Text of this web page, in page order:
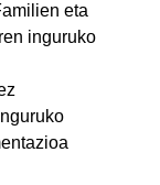
eta
inguruko